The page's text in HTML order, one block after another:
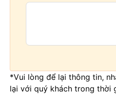
*Vui lòng để lại thông tin,
lại với quý khách trong thời